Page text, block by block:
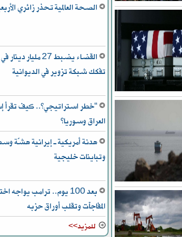
الصحة العالمية تحذر زائري
القضاء يضبط 27
تفكك شبكة تزوير في الديوانية
“خطر استراتيجي”.. كيف تقرأ
العراق وسوريا؟
هدنة أمريكية ـ إيرانية هشّة
وتباينات خليجية
بعد 100 يوم.. ترامب
المفاجآت وتقلب أوراق حزبه
للمزيد>>